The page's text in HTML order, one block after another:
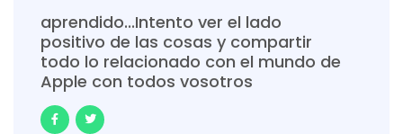
aprendido...Intento ver el lado
positivo de las cosas y compartir
todo lo relacionado con el mundo de
Apple con todos vosotros